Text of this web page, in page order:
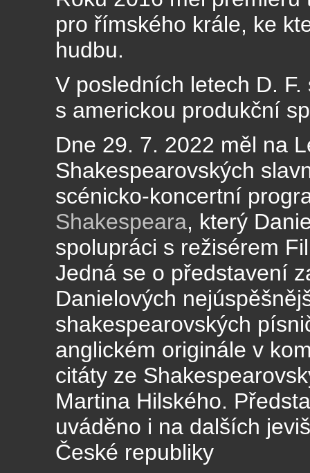
pro římského krále, ke
hudbu.
V posledních letech D.
s americkou produkční
Dne 29. 7. 2022 měl na
Shakespearovských
scénicko-koncertní
Shakespeara, který
spolupráci s režisérem
Jedná se o představení
Danielových
shakespearovských
anglickém originále v
citáty ze
Martina Hilského.
uváděno i na dalších
České republiky